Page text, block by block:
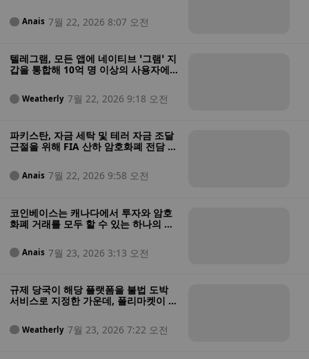
Anais 7월 22, 2026 8:07 오전
텔레그램, 모든 앱에 네이티브 ‘그램’ 지
갑을 통합해 10억 명 이상의 사용자에
Weatherly 7월 22, 2026 9:18 오전
파키스탄, 자금 세탁 및 테러 자금 조달
근절을 위해 FIA 산하 암호화폐 전담 수
Anais 7월 22, 2026 9:58 오전
코인베이스는 캐나다에서 투자와 암호
화폐 거래를 모두 할 수 있는 하나의 앱
Anais 7월 23, 2026 3:13 오전
규제 당국이 해당 플랫폼을 불법 도박
서비스로 지정한 가운데, 폴리마켓이 프
를 제기했다
Weatherly 7월 23, 2026 7:22 오전